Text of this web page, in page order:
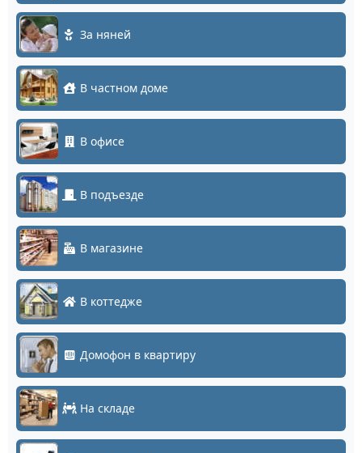
За няней
В частном доме
В офисе
В подъезде
В магазине
В коттедже
Домофон в квартиру
На складе